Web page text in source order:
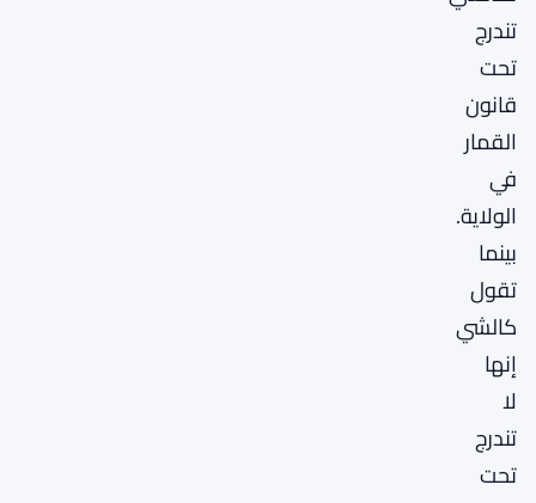
تندرج
تحت
قانون
القمار
في
الولاية.
بينما
تقول
كالشي
إنها
لا
تندرج
تحت